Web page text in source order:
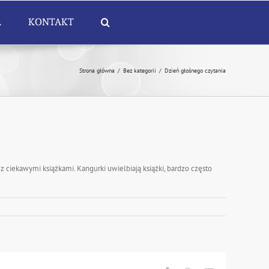
KONTAKT
Strona główna / Bez kategorii / Dzień głośnego czytania
książkami. Kangurki uwielbiają książki, bardzo często